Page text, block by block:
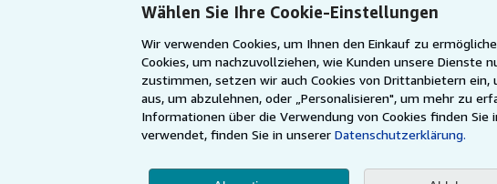
Wählen Sie Ihre Cookie-Einstellungen
Wir verwenden Cookies, um Ihnen den Einkauf zu
Cookies, um nachzuvollziehen, wie Kunden unsere Dienste
zustimmen, setzen wir auch Cookies von Drittanbietern
aus, um abzulehnen, oder „Personalisieren", um mehr zu
Informationen über die Verwendung von Cookies finden Sie
verwendet, finden Sie in unsererDatenschutzerklärung.
AbeBooks.com AbeBooks.co.uk AbeBooks.fr